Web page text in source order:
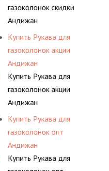
газоколонок скидки
Андижан
Купить Рукава для
газоколонок акции
Андижан
Купить Рукава для
газоколонок акции
Андижан
Купить Рукава для
газоколонок опт
Андижан
Купить Рукава для